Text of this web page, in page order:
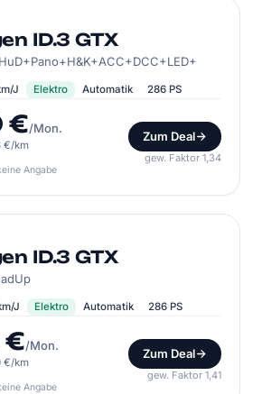
ID.3 GTX
J Elektro Automatik 286 PS
€/Mon.
€/km
Zum Deal
gew. Faktor 1,34
Angabe
ID.3 GTX
J Elektro Automatik 286 PS
€/Mon.
€/km
Zum Deal
gew. Faktor 1,41
Angabe